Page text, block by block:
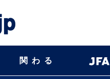
関わる